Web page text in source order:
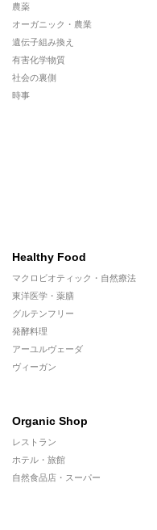
農薬
オーガニック・農業
遺伝子組み換え
有害化学物質
社会の裏側
時事
Healthy Food
マクロビオティック・自然療法
東洋医学・薬膳
グルテンフリー
発酵料理
アーユルヴェーダ
ヴィーガン
Organic Shop
レストラン
ホテル・旅館
自然食品店・スーパー